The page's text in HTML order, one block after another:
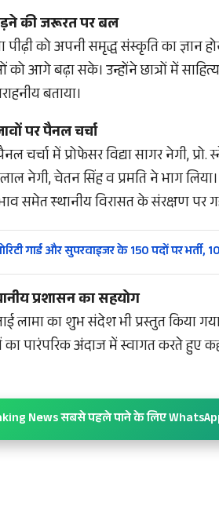
की जरूरत पर बल
को अपनी समृद्ध संस्कृति का ज्ञान
आगे बढ़ा सके। उन्होंने छात्रों में
बताया।
पर पैनल चर्चा
में प्रोफेसर विद्या सागर नेगी,
नेगी, चेतन सिंह व प्रमति ने भाग
समेत स्थानीय विरासत के संरक्षण पर
गार्ड और सुपरवाइजर के 150 पदों पर भर्ती,
प्रशासन का सहयोग
लामा का शुभ संदेश भी प्रस्तुत किया
का पारंपरिक अंदाज में स्वागत करते हुए
News सबसे पहले पाने के लिए